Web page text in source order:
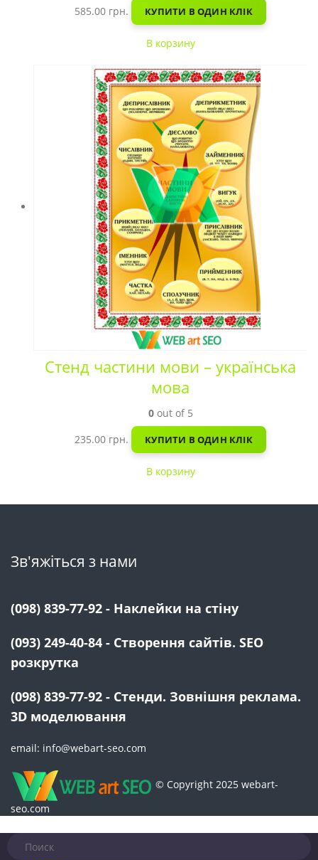
585.00 грн. КУПИТИ В ОДИН КЛІК
В корзину
Стенд частини мови – українська
мова
0out of 5
235.00 грн. КУПИТИ В ОДИН КЛІК
В корзину
Зв'яжіться з нами
(098) 839-77-92 - Наклейки на стіну
(093) 249-40-84 - Створення сайтів. SEO
розкрутка
(098) 839-77-92 - Стенди. Зовнішня реклама.
3D моделювання
email: info@webart-seo.com
© Copyright 2025 webart-
seo.com